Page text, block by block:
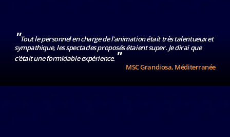
"Tout le personnel en charge de l'animation était très talentueux et
sympathique, les spectacles proposés étaient super. Je dirai que
c'était une formidable expérience. "
MSC Grandiosa, Méditerranée